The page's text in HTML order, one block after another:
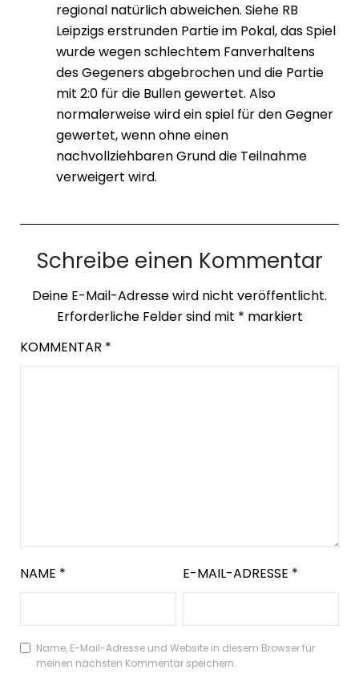
regional natürlich abweichen. Siehe RB
Leipzigs erstrunden Partie im Pokal, das Spiel
wurde wegen schlechtem Fanverhaltens
des Gegeners abgebrochen und die Partie
mit 2:0 für die Bullen gewertet. Also
normalerweise wird ein spiel für den Gegner
gewertet, wenn ohne einen
nachvollziehbaren Grund die Teilnahme
verweigert wird.
Schreibe einen Kommentar
Deine E-Mail-Adresse wird nicht veröffentlicht.
Erforderliche Felder sind mit * markiert
KOMMENTAR *
NAME * E-MAIL-ADRESSE *
Name, E-Mail-Adresse und Website in diesem Browser für
meinen nächsten Kommentar speichern.